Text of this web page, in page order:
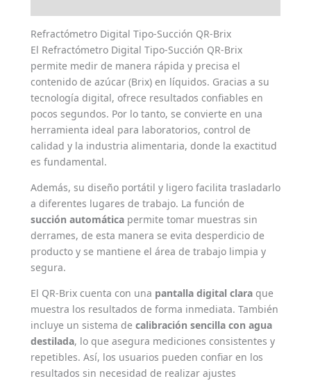
Refractómetro Digital Tipo-Succión QR-Brix
El Refractómetro Digital Tipo-Succión QR-Brix
permite medir de manera rápida y precisa el
contenido de azúcar (Brix) en líquidos. Gracias a su
tecnología digital, ofrece resultados confiables en
pocos segundos. Por lo tanto, se convierte en una
herramienta ideal para laboratorios, control de
calidad y la industria alimentaria, donde la exactitud
es fundamental.
Además, su diseño portátil y ligero facilita trasladarlo
a diferentes lugares de trabajo. La función de
succión automática permite tomar muestras sin
derrames, de esta manera se evita desperdicio de
producto y se mantiene el área de trabajo limpia y
segura.
El QR-Brix cuenta con una pantalla digital clara que
muestra los resultados de forma inmediata. También
incluye un sistema de calibración sencilla con agua
destilada, lo que asegura mediciones consistentes y
repetibles. Así, los usuarios pueden confiar en los
resultados sin necesidad de realizar ajustes